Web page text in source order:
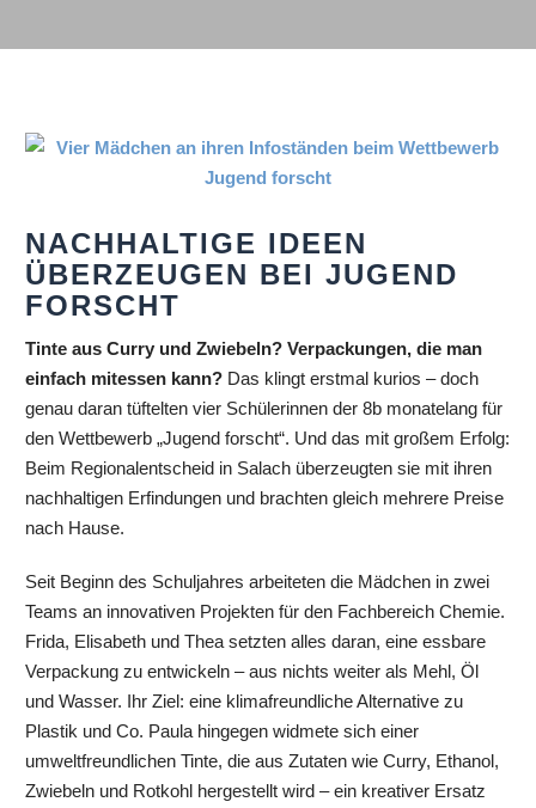
NACHHALTIGE IDEEN
ÜBERZEUGEN BEI JUGEND
FORSCHT
Tinte aus Curry und Zwiebeln? Verpackungen, die man
einfach mitessen kann? Das klingt erstmal kurios – doch
genau daran tüftelten vier Schülerinnen der 8b monatelang für
den Wettbewerb „Jugend forscht“. Und das mit großem Erfolg:
Beim Regionalentscheid in Salach überzeugten sie mit ihren
nachhaltigen Erfindungen und brachten gleich mehrere Preise
nach Hause.
Seit Beginn des Schuljahres arbeiteten die Mädchen in zwei
Teams an innovativen Projekten für den Fachbereich Chemie.
Frida, Elisabeth und Thea setzten alles daran, eine essbare
Verpackung zu entwickeln – aus nichts weiter als Mehl, Öl
und Wasser. Ihr Ziel: eine klimafreundliche Alternative zu
Plastik und Co. Paula hingegen widmete sich einer
umweltfreundlichen Tinte, die aus Zutaten wie Curry, Ethanol,
Zwiebeln und Rotkohl hergestellt wird – ein kreativer Ersatz